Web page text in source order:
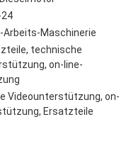
Arbeits-Maschinerie
technische
on-line-
Videounterstützung, on-
Ersatzteile